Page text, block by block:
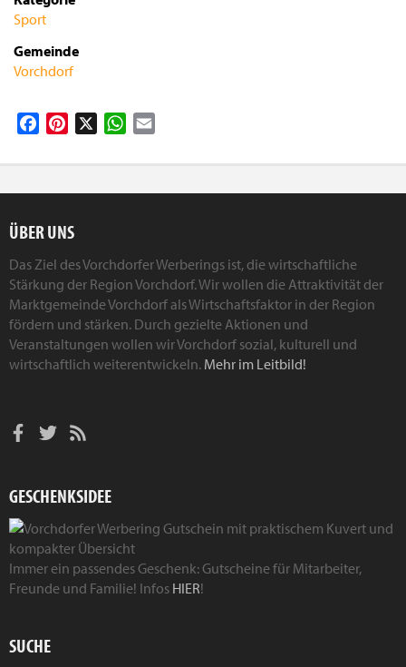
Sport
Gemeinde
Vorchdorf
FacebookPinterest WhatsApp
ÜBER UNS
Das Ziel des Vorchdorfer Werberings ist, die wirtschaftliche
Stärkung der Region Vorchdorf. Wir wollen die Attraktivität der
Marktgemeinde Vorchdorf als Wirtschaftsfaktor in der Region
fördern und stärken. Durch gezielte Aktionen und
Veranstaltungen wollen wir Vorchdorf sozial, kulturell und
wirtschaftlich weiterentwickeln. Mehr im Leitbild!
GESCHENKSIDEE
Immer ein passendes Geschenk: Gutscheine für Mitarbeiter,
Freunde und Familie! Infos HIER!
SUCHE